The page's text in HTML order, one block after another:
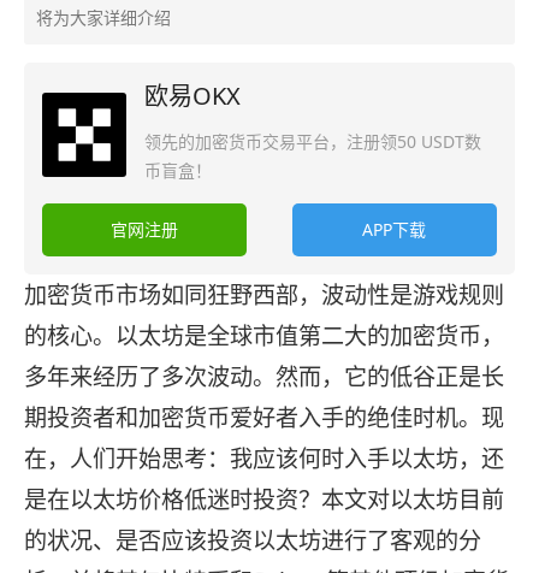
将为大家详细介绍
欧易OKX
领先的加密货币交易平台，注册领50 USDT数
币盲盒！
官网注册 APP下载
加密货币市场如同狂野西部，波动性是游戏规则
的核心。以太坊是全球市值第二大的加密货币，
多年来经历了多次波动。然而，它的低谷正是长
期投资者和加密货币爱好者入手的绝佳时机。现
在，人们开始思考：我应该何时入手以太坊，还
是在以太坊价格低迷时投资？本文对以太坊目前
的状况、是否应该投资以太坊进行了客观的分